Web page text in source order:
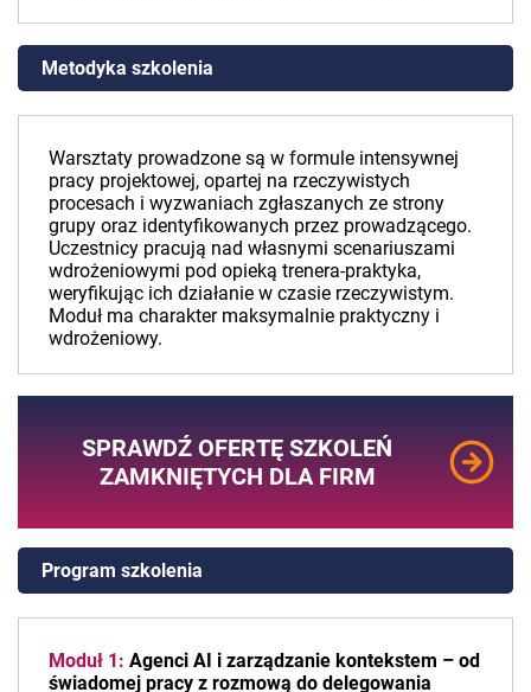
Metodyka szkolenia
Warsztaty prowadzone są w formule intensywnej
pracy projektowej, opartej na rzeczywistych
procesach i wyzwaniach zgłaszanych ze strony
grupy oraz identyfikowanych przez prowadzącego.
Uczestnicy pracują nad własnymi scenariuszami
wdrożeniowymi pod opieką trenera-praktyka,
weryfikując ich działanie w czasie rzeczywistym.
Moduł ma charakter maksymalnie praktyczny i
wdrożeniowy.
SPRAWDŹ OFERTĘ SZKOLEŃ
ZAMKNIĘTYCH DLA FIRM
Program szkolenia
Moduł 1: Agenci AI i zarządzanie kontekstem – od
świadomej pracy z rozmową do delegowania